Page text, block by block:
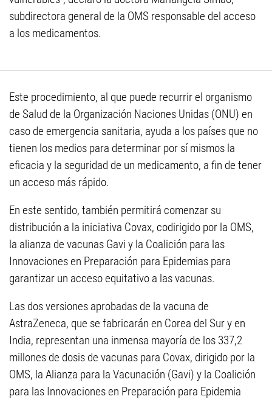
subdirectora general de la OMS responsable del acceso
a los medicamentos.
Este procedimiento, al que puede recurrir el organismo
de Salud de la Organización Naciones Unidas (ONU) en
caso de emergencia sanitaria, ayuda a los países que no
tienen los medios para determinar por sí mismos la
eficacia y la seguridad de un medicamento, a fin de tener
un acceso más rápido.
En este sentido, también permitirá comenzar su
distribución a la iniciativa Covax, codirigido por la OMS,
la alianza de vacunas Gavi y la Coalición para las
Innovaciones en Preparación para Epidemias para
garantizar un acceso equitativo a las vacunas.
Las dos versiones aprobadas de la vacuna de
AstraZeneca, que se fabricarán en Corea del Sur y en
India, representan una inmensa mayoría de los 337,2
millones de dosis de vacunas para Covax, dirigido por la
OMS, la Alianza para la Vacunación (Gavi) y la Coalición
para las Innovaciones en Preparación para Epidemia